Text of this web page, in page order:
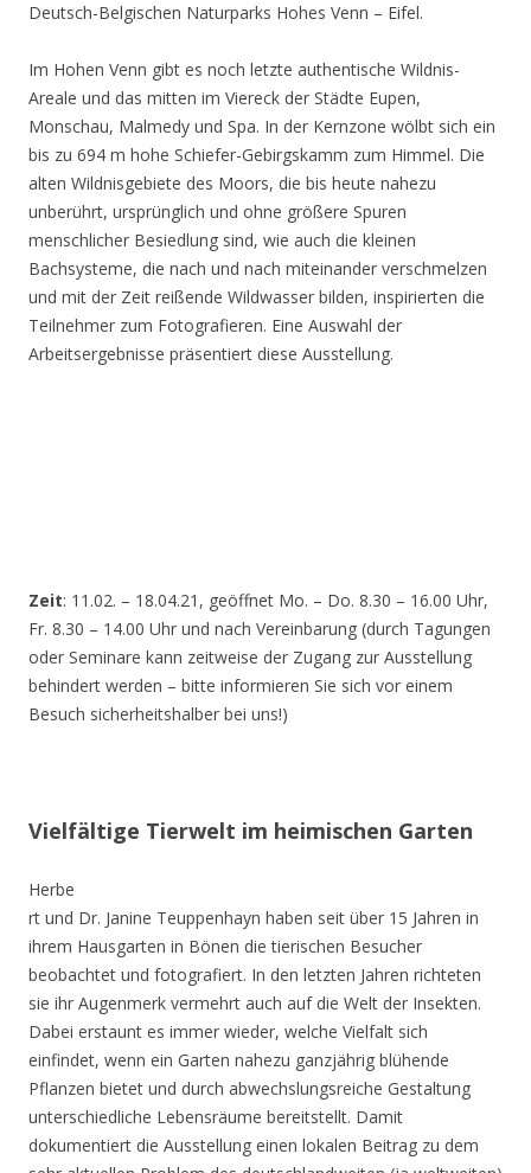
Deutsch-Belgischen Naturparks Hohes Venn – Eifel.
Im Hohen Venn gibt es noch letzte authentische Wildnis-
Areale und das mitten im Viereck der Städte Eupen,
Monschau, Malmedy und Spa. In der Kernzone wölbt sich ein
bis zu 694 m hohe Schiefer-Gebirgskamm zum Himmel. Die
alten Wildnisgebiete des Moors, die bis heute nahezu
unberührt, ursprünglich und ohne größere Spuren
menschlicher Besiedlung sind, wie auch die kleinen
Bachsysteme, die nach und nach miteinander verschmelzen
und mit der Zeit reißende Wildwasser bilden, inspirierten die
Teilnehmer zum Fotografieren. Eine Auswahl der
Arbeitsergebnisse präsentiert diese Ausstellung.
Zeit: 11.02. – 18.04.21, geöffnet Mo. – Do. 8.30 – 16.00 Uhr,
Fr. 8.30 – 14.00 Uhr und nach Vereinbarung (durch Tagungen
oder Seminare kann zeitweise der Zugang zur Ausstellung
behindert werden – bitte informieren Sie sich vor einem
Besuch sicherheitshalber bei uns!)
Vielfältige Tierwelt im heimischen Garten
Herbe
rt und Dr. Janine Teuppenhayn haben seit über 15 Jahren in
ihrem Hausgarten in Bönen die tierischen Besucher
beobachtet und fotografiert. In den letzten Jahren richteten
sie ihr Augenmerk vermehrt auch auf die Welt der Insekten.
Dabei erstaunt es immer wieder, welche Vielfalt sich
einfindet, wenn ein Garten nahezu ganzjährig blühende
Pflanzen bietet und durch abwechslungsreiche Gestaltung
unterschiedliche Lebensräume bereitstellt. Damit
dokumentiert die Ausstellung einen lokalen Beitrag zu dem